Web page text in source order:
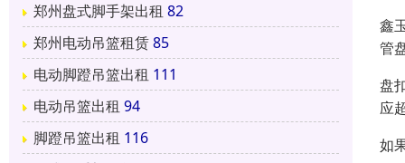
郑州盘式脚手架出租 82
郑州电动吊篮租赁85
电动脚蹬吊篮出租 111
电动吊篮出租 94
脚蹬吊篮出租 116
鑫
管
盘
应
如